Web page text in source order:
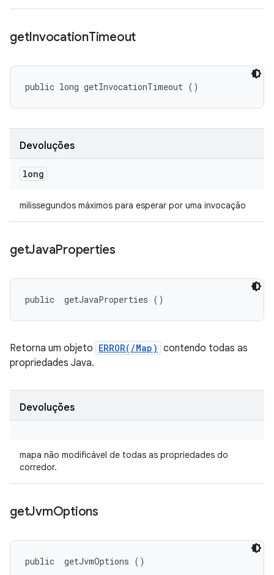
getInvocationTimeout
public long getInvocationTimeout ()
Devoluções
long
milissegundos máximos para esperar por uma invocação
getJavaProperties
public getJavaProperties ()
Retorna um objeto ERROR(/Map) contendo todas as
propriedades Java.
Devoluções
mapa não modificável de todas as propriedades do
corredor.
getJvmOptions
public getJvmOptions ()